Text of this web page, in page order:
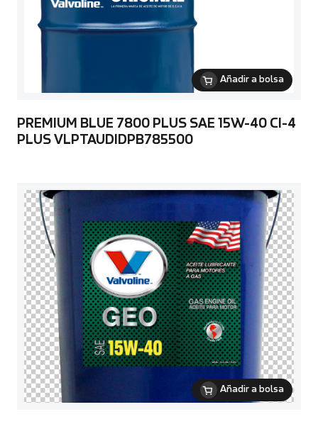
Añadir a bolsa
PREMIUM BLUE 7800 PLUS SAE 15W-40 CI-4
PLUS VLPTAUDIDPB785500
Añadir a bolsa